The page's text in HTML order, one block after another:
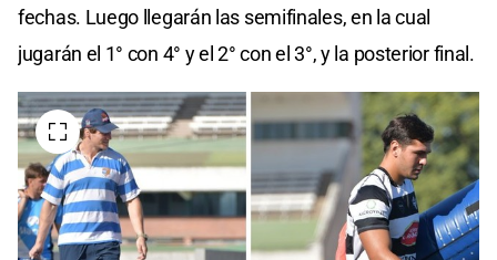
fechas. Luego llegarán las semifinales, en la cual
jugarán el 1° con 4° y el 2° con el 3°, y la posterior final.